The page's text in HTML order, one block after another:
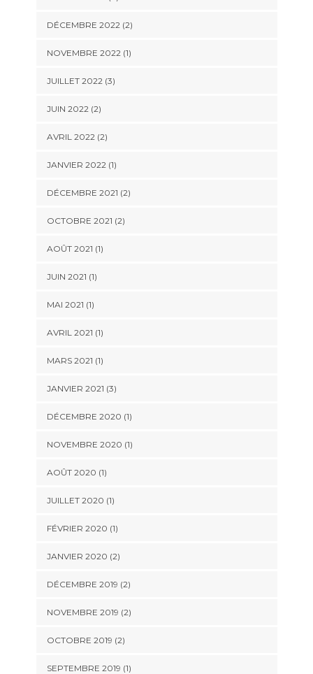
DÉCEMBRE 2022(2)
NOVEMBRE 2022(1)
JUILLET 2022(3)
JUIN 2022(2)
AVRIL 2022(2)
JANVIER 2022(1)
DÉCEMBRE 2021 (2)
OCTOBRE 2021 (2)
AOÛT 2021 (1)
JUIN 2021 (1)
MAI 2021 (1)
AVRIL 2021 (1)
MARS 2021 (1)
JANVIER 2021 (3)
DÉCEMBRE 2020 (1)
NOVEMBRE 2020 (1)
AOÛT 2020 (1)
JUILLET 2020 (1)
FÉVRIER 2020 (1)
JANVIER 2020 (2)
DÉCEMBRE 2019 (2)
NOVEMBRE 2019 (2)
OCTOBRE 2019 (2)
SEPTEMBRE 2019 (1)